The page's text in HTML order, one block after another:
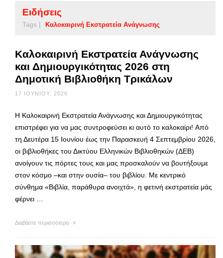
Ειδήσεις
Tags | Καλοκαιρινή Εκστρατεία Ανάγνωσης
Καλοκαιρινή Εκστρατεία Ανάγνωσης
και Δημιουργικότητας 2026 στη
Δημοτική Βιβλιοθήκη Τρικάλων
17 ΙΟΥΝΊΟΥ, 2026
Η Καλοκαιρινή Εκστρατεία Ανάγνωσης και Δημιουργικότητας
επιστρέφει για να μας συντροφεύσει κι αυτό το καλοκαίρι! Από
τη Δευτέρα 15 Ιουνίου έως την Παρασκευή 4 Σεπτεμβρίου 2026,
οι βιβλιοθήκες του Δικτύου Ελληνικών Βιβλιοθηκών (ΔΕΒ)
ανοίγουν τις πόρτες τους και μας προσκαλούν να βουτήξουμε
στον κόσμο –και στην ουσία– του βιβλίου. Με κεντρικό
σύνθημα «Βιβλία, παράθυρα ανοιχτά», η φετινή εκστρατεία μάς
φέρνει …
Διαβάστε περισσότερα